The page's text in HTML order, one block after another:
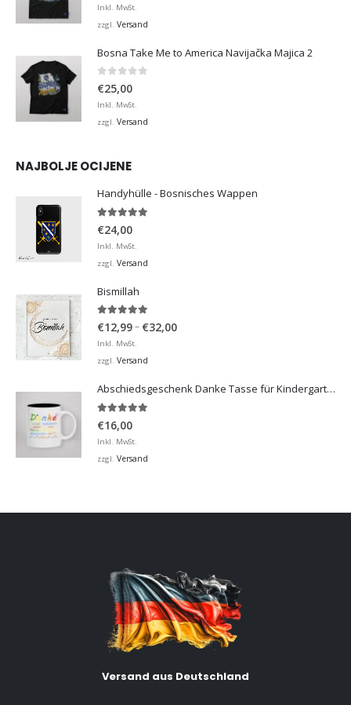
Inkl. MwSt.
zzgl. Versand
Bosna Take Me to America Navijačka Majica 2
0 von 5
€25,00
Inkl. MwSt.
zzgl. Versand
NAJBOLJE OCIJENE
Handyhülle - Bosnisches Wappen
5.00von 5
€24,00
Inkl. MwSt.
zzgl. Versand
Bismillah
5.00von 5
€12,99– €32,00Preisspanne:
Inkl. MwSt.
zzgl. Versand
Abschiedsgeschenk Danke Tasse für Kindergarten, Hort
€16,00
Inkl. MwSt.
zzgl. Versand
Versand aus Deutschland